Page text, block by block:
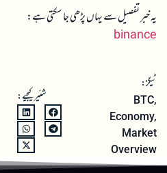
یہ خبر تفصیل سے یہاں پڑھی جا سکتی ہے:
binance
ٹیگز:
BTC,
Economy,
Market
Overview
شئیر کیجیے: